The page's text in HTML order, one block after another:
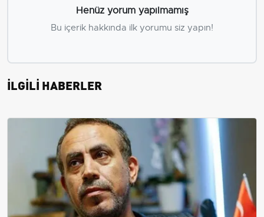
Henüz yorum yapılmamış
Bu içerik hakkında ilk yorumu siz yapın!
İLGİLİ HABERLER